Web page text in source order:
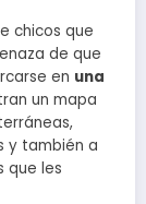
chicos que
de que
en una
un mapa
y también a
que les